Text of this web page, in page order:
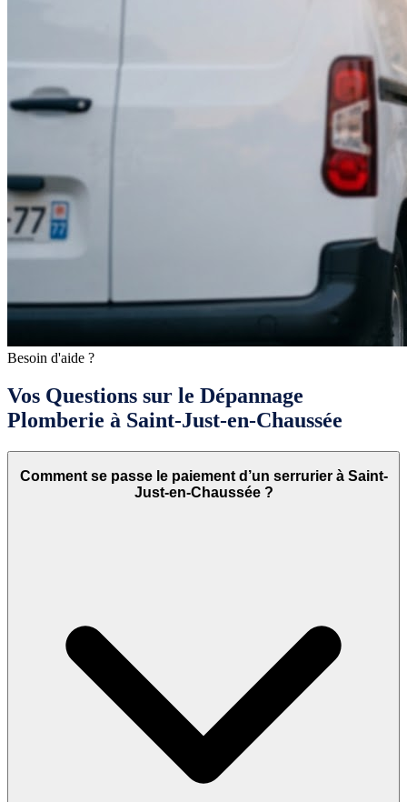
Besoin d'aide ?
Vos Questions sur le Dépannage
Plomberie à Saint-Just-en-Chaussée
Comment se passe le paiement d’un serrurier à Saint-
Just-en-Chaussée ?